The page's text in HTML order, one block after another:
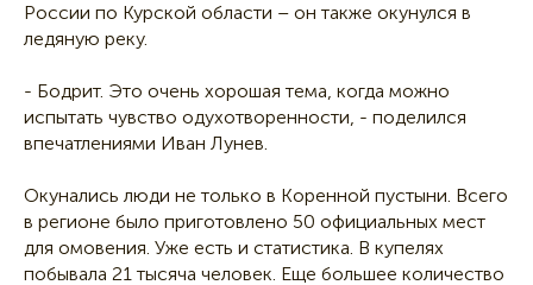
России по Курской области – он также окунулся в
ледяную реку.
- Бодрит. Это очень хорошая тема, когда можно
испытать чувство одухотворенности, - поделился
впечатлениями Иван Лунев.
Окунались люди не только в Коренной пустыни. Всего
в регионе было приготовлено 50 официальных мест
для омовения. Уже есть и статистика. В купелях
побывала 21 тысяча человек. Еще большее количество